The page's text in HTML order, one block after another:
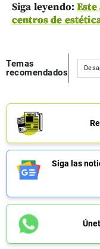
Siga leyendo:
centros de
Temas
recomendados
Siga las